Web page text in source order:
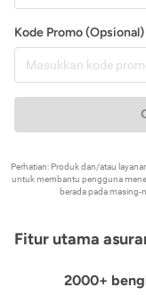
Kode Promo (Opsional)
Perhatian: Produk dan/atau
untuk membantu pengguna
berada pada masing-
Fitur utama
2000+